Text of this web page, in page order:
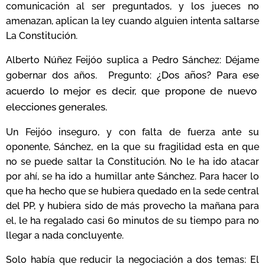
comunicación al ser preguntados, y los jueces no
amenazan, aplican la ley cuando alguien intenta saltarse
La Constitución.
Alberto Núñez Feijóo suplica a Pedro Sánchez: Déjame
gobernar dos años. Pregunto: ¿Dos años? Para ese
acuerdo lo mejor es decir, que propone de nuevo
elecciones generales.
Un Feijóo inseguro, y con falta de fuerza ante su
oponente, Sánchez, en la que su fragilidad esta en que
no se puede saltar la Constitución. No le ha ido atacar
por ahí, se ha ido a humillar ante Sánchez. Para hacer lo
que ha hecho que se hubiera quedado en la sede central
del PP, y hubiera sido de más provecho la mañana para
el, le ha regalado casi 60 minutos de su tiempo para no
llegar a nada concluyente.
Solo había que reducir la negociación a dos temas: El